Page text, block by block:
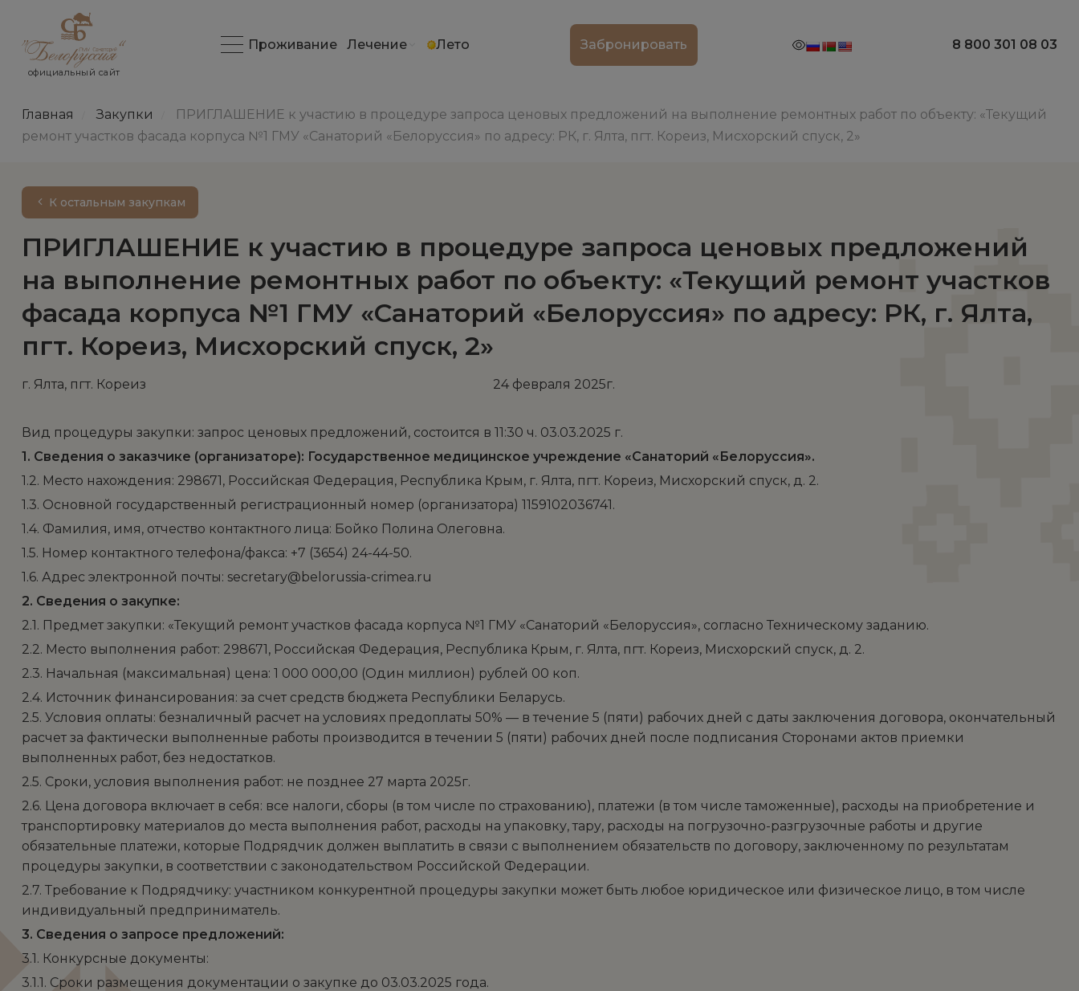
официальный сайт
Проживание Лечение Лето Забронировать 8 800 301 08 03
Главная Закупки
ПРИГЛАШЕНИЕ к участию в процедуре запроса ценовых предложений на выполнение ремонтных работ по объекту: «Текущий
ремонт участков фасада корпуса №1 ГМУ «Санаторий «Белоруссия» по адресу: РК, г. Ялта, пгт. Кореиз, Мисхорский спуск, 2»
К остальным закупкам
ПРИГЛАШЕНИЕ к участию в процедуре запроса ценовых предложений
на выполнение ремонтных работ по объекту: «Текущий ремонт участков
фасада корпуса №1 ГМУ «Санаторий «Белоруссия» по адресу: РК, г. Ялта,
пгт. Кореиз, Мисхорский спуск, 2»
г. Ялта, пгт. Кореиз 24 февраля 2025г.
Вид процедуры закупки: запрос ценовых предложений, состоится в 11:30 ч. 03.03.2025 г.
1. Сведения о заказчике (организаторе): Государственное медицинское учреждение «Санаторий «Белоруссия».
1.2. Место нахождения: 298671, Российская Федерация, Республика Крым, г. Ялта, пгт. Кореиз, Мисхорский спуск, д. 2.
1.3. Основной государственный регистрационный номер (организатора) 1159102036741.
1.4. Фамилия, имя, отчество контактного лица: Бойко Полина Олеговна.
1.5. Номер контактного телефона/факса: +7 (3654) 24-44-50.
1.6. Адрес электронной почты: secretary@belorussia-crimea.ru
2. Сведения о закупке:
2.1. Предмет закупки: «Текущий ремонт участков фасада корпуса №1 ГМУ «Санаторий «Белоруссия», согласно Техническому заданию.
2.2. Место выполнения работ: 298671, Российская Федерация, Республика Крым, г. Ялта, пгт. Кореиз, Мисхорский спуск, д. 2.
2.3. Начальная (максимальная) цена: 1 000 000,00 (Один миллион) рублей 00 коп.
2.4. Источник финансирования: за счет средств бюджета Республики Беларусь.
2.5. Условия оплаты: безналичный расчет на условиях предоплаты 50% — в течение 5 (пяти) рабочих дней с даты заключения договора, окончательный
расчет за фактически выполненные работы производится в течении 5 (пяти) рабочих дней после подписания Сторонами актов приемки
выполненных работ, без недостатков.
2.5. Сроки, условия выполнения работ: не позднее 27 марта 2025г.
2.6. Цена договора включает в себя: все налоги, сборы (в том числе по страхованию), платежи (в том числе таможенные), расходы на приобретение и
транспортировку материалов до места выполнения работ, расходы на упаковку, тару, расходы на погрузочно-разгрузочные работы и другие
обязательные платежи, которые Подрядчик должен выплатить в связи с выполнением обязательств по договору, заключенному по результатам
процедуры закупки, в соответствии с законодательством Российской Федерации.
2.7. Требование к Подрядчику: участником конкурентной процедуры закупки может быть любое юридическое или физическое лицо, в том числе
индивидуальный предприниматель.
3. Сведения о запросе предложений:
3.1. Конкурсные документы:
3.1.1. Сроки размещения документации о закупке до 03.03.2025 года.